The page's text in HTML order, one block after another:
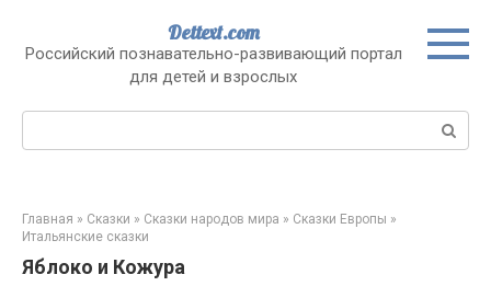
контенту
Dettext.com
Российский познавательно-развивающий портал
для детей и взрослых
Поиск:
Главная » Сказки » Сказки народов мира » Сказки Европы »
Итальянские сказки
Яблоко и Кожура